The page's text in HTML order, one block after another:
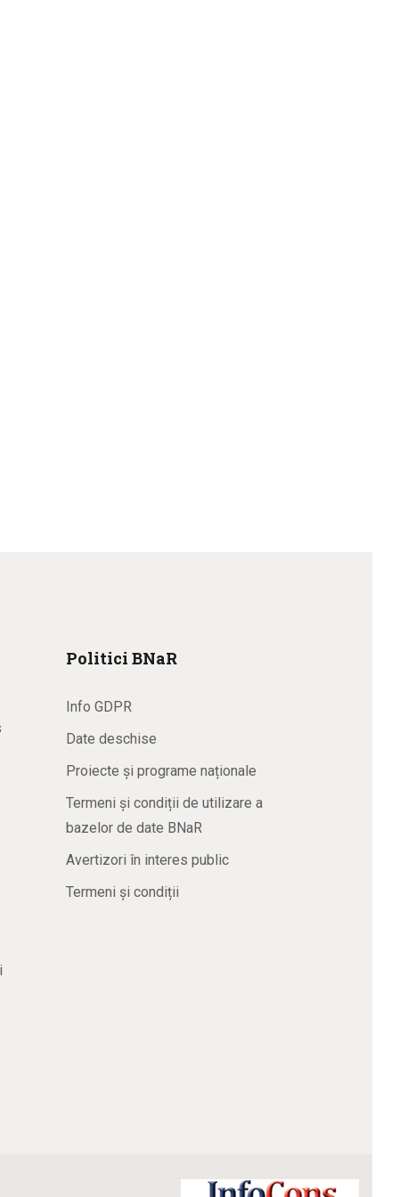
Politici BNaR
Info GDPR
Date deschise
Proiecte și programe naționale
Termeni și condiții de utilizare a
bazelor de date BNaR
Avertizori în interes public
Termeni și condiții